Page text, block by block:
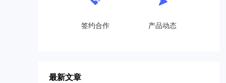
签约合作 产品动态
最新文章